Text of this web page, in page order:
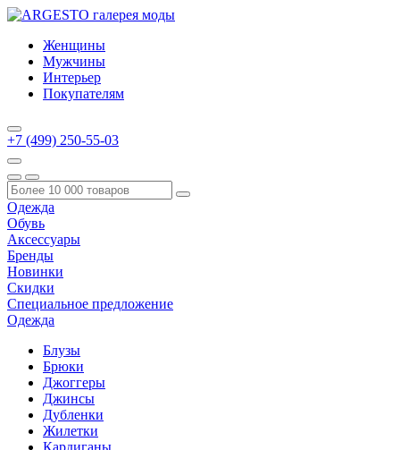
Женщины
Мужчины
Интерьер
Покупателям
+7 (499) 250-55-03
Одежда
Обувь
Аксессуары
Бренды
Новинки
Скидки
Специальное предложение
Одежда
Блузы
Брюки
Джоггеры
Джинсы
Дубленки
Жилетки
Кардиганы